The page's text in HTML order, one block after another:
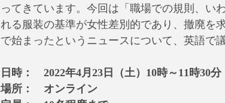
ってきています。今回は「職場での規則、い
れる服装の基準が女性差別的であり、撤廃を
で始まったというニュースについて、英語で
日時：　2022年4月23日（土）10時～11時30分
場所：　オンライン